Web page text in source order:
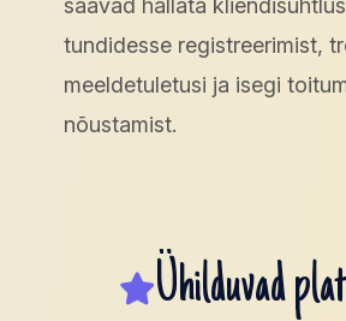
saavad hallata
tundidesse registreerimist,
meeldetuletusi ja isegi
nõustamist.
Ühilduvad